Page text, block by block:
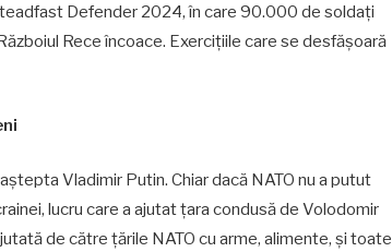
Defender 2024, în care 90.000 de soldați
Rece încoace. Exercițiile care se desfășoară
Vladimir Putin. Chiar dacă NATO nu a putut
lucru care a ajutat țara condusă de Volodomir
de către țările NATO cu arme, alimente, și toate